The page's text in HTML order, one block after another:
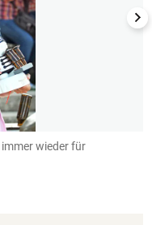
wieder für